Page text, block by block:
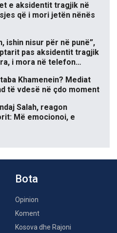
e aksidentit tragjik në
që i mori jetën nënës
ishin nisur për në punë”,
pas aksidentit tragjik
i mora në telefon…
Khamenein? Mediat
të vdesë në çdo moment
Salah, reagon
Më emocionoi, e
Bota
Opinion
Koment
Kosova dhe Rajoni